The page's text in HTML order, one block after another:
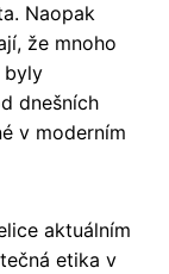
Naopak
že mnoho
byly
dnešních
v moderním
aktuálním
etika v